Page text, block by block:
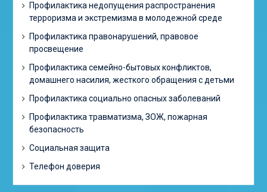
Профилактика недопущения распространения
терроризма и экстремизма в молодежной среде
Профилактика правонарушений, правовое
просвещение
Профилактика семейно-бытовых конфликтов,
домашнего насилия, жесткого обращения с детьми
Профилактика социально опасных заболеваний
Профилактика травматизма, ЗОЖ, пожарная
безопасность
Социальная защита
Телефон доверия